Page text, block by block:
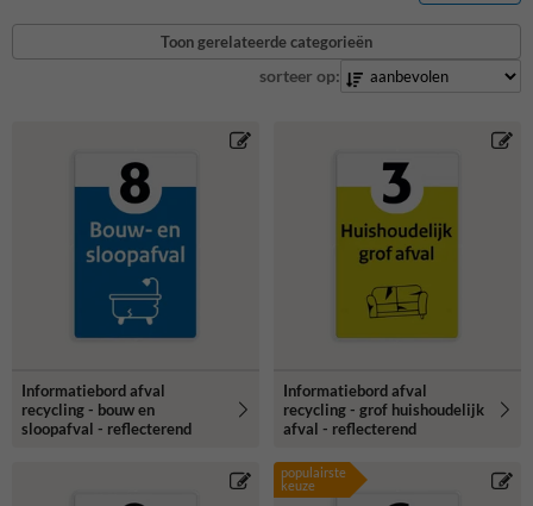
helpen bezoekers bij het correct scheiden van hun afval, wat
bijdraagt aan een efficiëntere recycling en een schonere omgeving.
Met onze unieke online ontwerpmodules.is het nu mogelijk om deze
borden volledig naar eigen wens te personaliseren. In de
worden, waardoor elk bord niet alleen functioneel is, maar ook
visueel onderscheidend, herkenbaar en volledig aangepast aan de
specifieke behoeften van de locatie.
Toon gerelateerde categorieën
sorteer op:
Informatiebord afval
recycling - bouw en
sloopafval - reflecterend
Informatiebord afval
recycling - grof huishoudelijk
afval - reflecterend
populairste
keuze